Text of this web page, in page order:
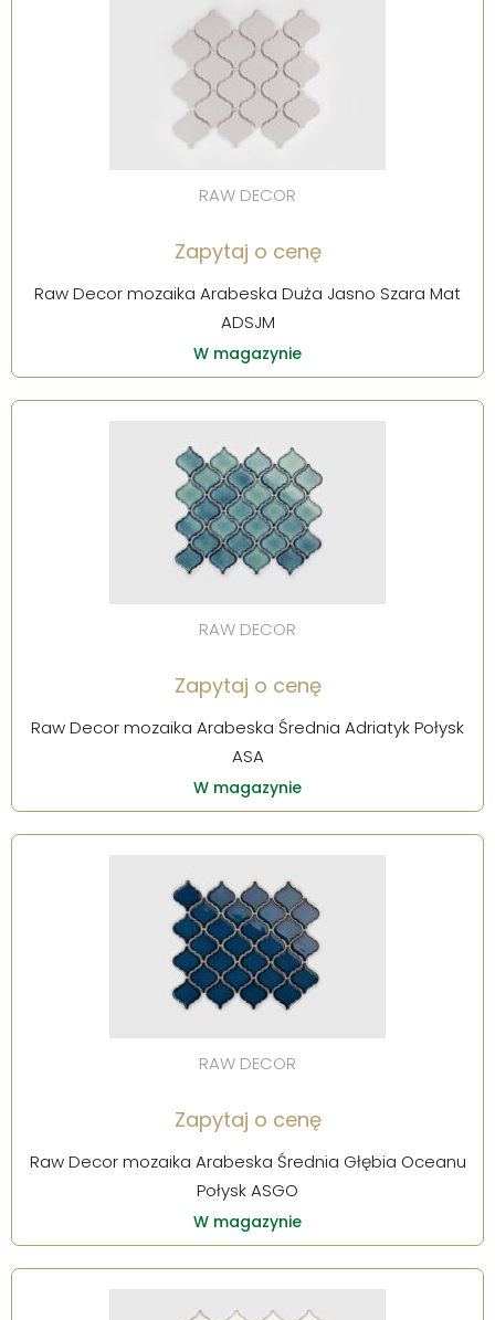
RAW DECOR
Zapytaj o cenę
Raw Decor mozaika Arabeska Duża Jasno Szara Mat
ADSJM
W magazynie
RAW DECOR
Zapytaj o cenę
Raw Decor mozaika Arabeska Średnia Adriatyk Połysk
ASA
W magazynie
RAW DECOR
Zapytaj o cenę
Raw Decor mozaika Arabeska Średnia Głębia Oceanu
Połysk ASGO
W magazynie